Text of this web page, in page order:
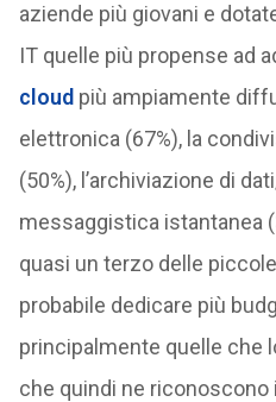
aziende più giovani e
IT quelle più propense ad
cloud più ampiamente
elettronica (67%), la
(50%), l’archiviazione di
messaggistica istantanea
quasi un terzo delle
probabile dedicare più
principalmente quelle che
che quindi ne riconoscono